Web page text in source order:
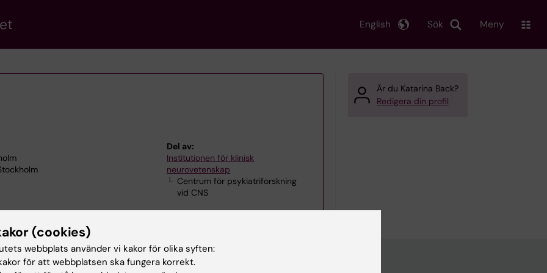
Sök
English Meny
Del av:
Institutionen för klinisk
neurovetenskap
Centrum för psykiatriforskning
vid CNS
Är du Katarina Back?
Redigera din profil
(cookies)
webbplats använder vi kakor för olika syften:
för att webbplatsen ska fungera korrekt.